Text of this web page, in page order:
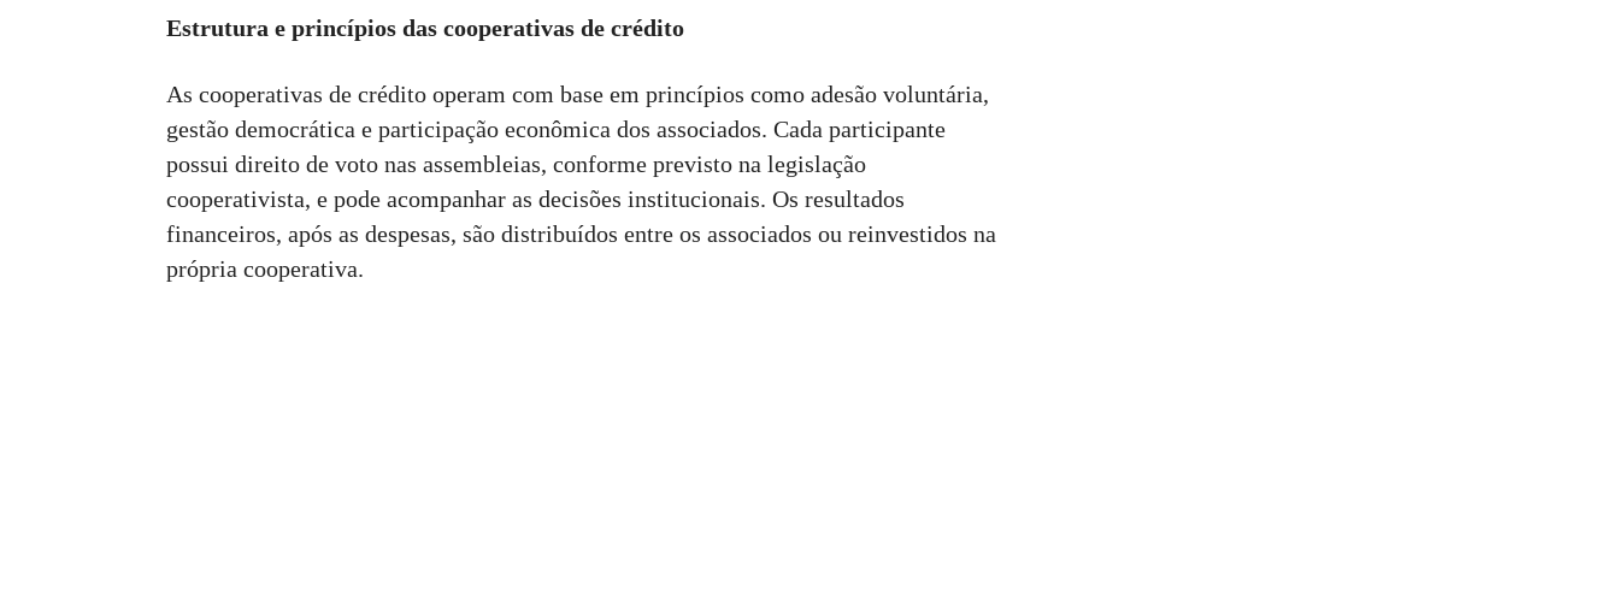
Estrutura e princípios das cooperativas de crédito
As cooperativas de crédito operam com base em princípios como adesão voluntária,
gestão democrática e participação econômica dos associados. Cada participante
possui direito de voto nas assembleias, conforme previsto na legislação
cooperativista, e pode acompanhar as decisões institucionais. Os resultados
financeiros, após as despesas, são distribuídos entre os associados ou reinvestidos na
própria cooperativa.